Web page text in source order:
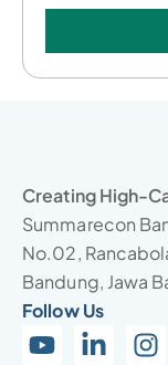
Creating High-
Summarecon
No.02,
Bandung, Jawa
Follow Us